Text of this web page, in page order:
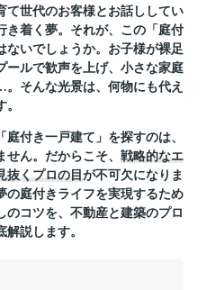
て世代のお客様とお話ししてい
き着く夢。それが、この「庭付
ないでしょうか。お子様が裸足
ールで歓声を上げ、小さな家庭
そんな光景は、何物にも代え
付き一戸建て」を探すのは、
ん。だからこそ、 戦略的なエ
抜くプロの目 が不可欠になりま
の庭付きライフを実現するため
のコツを、不動産と建築のプロ
説します。